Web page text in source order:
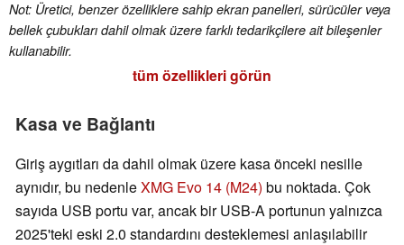
Not: Üretici, benzer özelliklere sahip ekran panelleri, sürücüler veya
bellek çubukları dahil olmak üzere farklı tedarikçilere ait bileşenler
kullanabilir.
tüm özellikleri görün
Kasa ve Bağlantı
Giriş aygıtları da dahil olmak üzere kasa önceki nesille
aynıdır, bu nedenleXMG Evo 14 (M24) bu noktada. Çok
sayıda USB portu var, ancak bir USB-A portunun yalnızca
2025'teki eski 2.0 standardını desteklemesi anlaşılabilir